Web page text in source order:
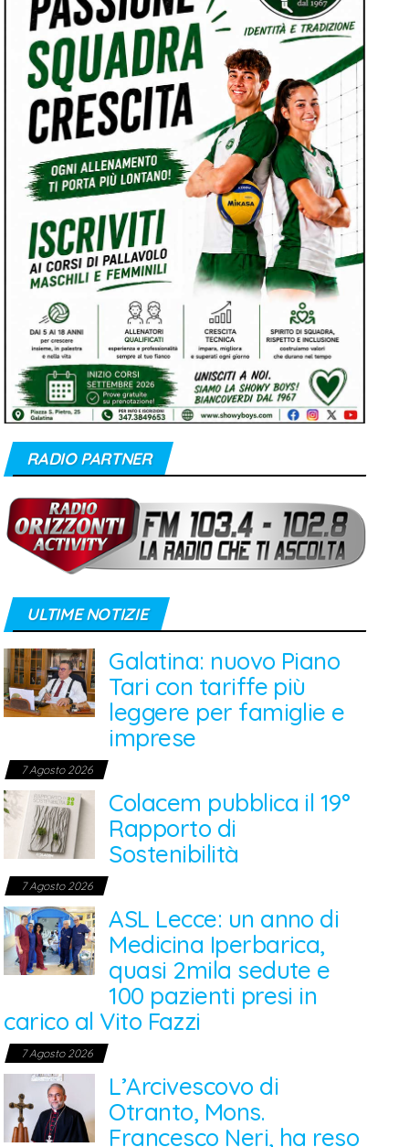
RADIO PARTNER
ULTIME NOTIZIE
Galatina: nuovo Piano
Tari con tariffe più
leggere per famiglie e
imprese
7 Agosto 2026
Colacem pubblica il 19°
Rapporto di
Sostenibilità
7 Agosto 2026
ASL Lecce: un anno di
Medicina Iperbarica,
quasi 2mila sedute e
100 pazienti presi in
carico al Vito Fazzi
7 Agosto 2026
L’Arcivescovo di
Otranto, Mons.
Francesco Neri, ha reso